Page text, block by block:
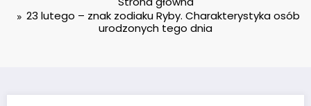
23 lutego – znak zodiaku Ryby. Charakterystyka osób
urodzonych tego dnia